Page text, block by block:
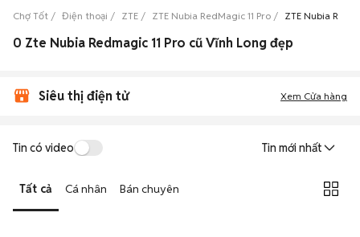
Chợ Tốt Điện thoại ZTE ZTE Nubia RedMagic 11 Pro ZTE Nubia
0 Zte Nubia Redmagic 11 Pro cũ Vĩnh Long đẹp
Siêu thị điện tử Xem Cửa hàng
Tin có video Tin mới nhất
Tất cả Cá nhân Bán chuyên